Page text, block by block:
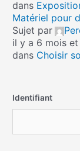
dans
Matériel pour
Sujet par
il y a 6 mois
dans Choisir
Identifiant